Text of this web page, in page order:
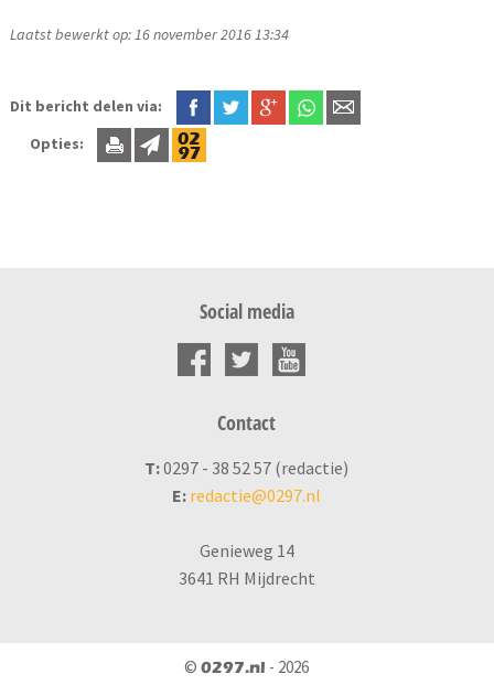
Laatst bewerkt op: 16 november 2016 13:34
Dit bericht delen via:
Opties:
Social media
Contact
T:0297 - 38 52 57 (redactie)
E: redactie@0297.nl
Genieweg 14
3641 RH Mijdrecht
©0297.nl - 2026